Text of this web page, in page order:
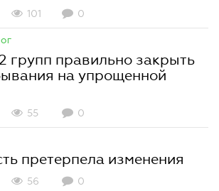
101 0
групп правильно закрыть
на упрощенной
55 0
претерпела изменения
56 0